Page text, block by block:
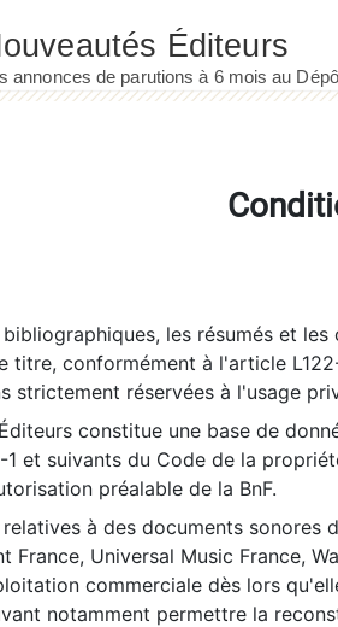
bibliographiques, les résumés et
titre, conformément à l'article
strictement réservées à l'usage
constitue une base de
1 et suivants du Code de la
préalable de la BnF.
relatives à des documents sonores
France, Universal Music France,
commerciale dès lors
notamment permettre la